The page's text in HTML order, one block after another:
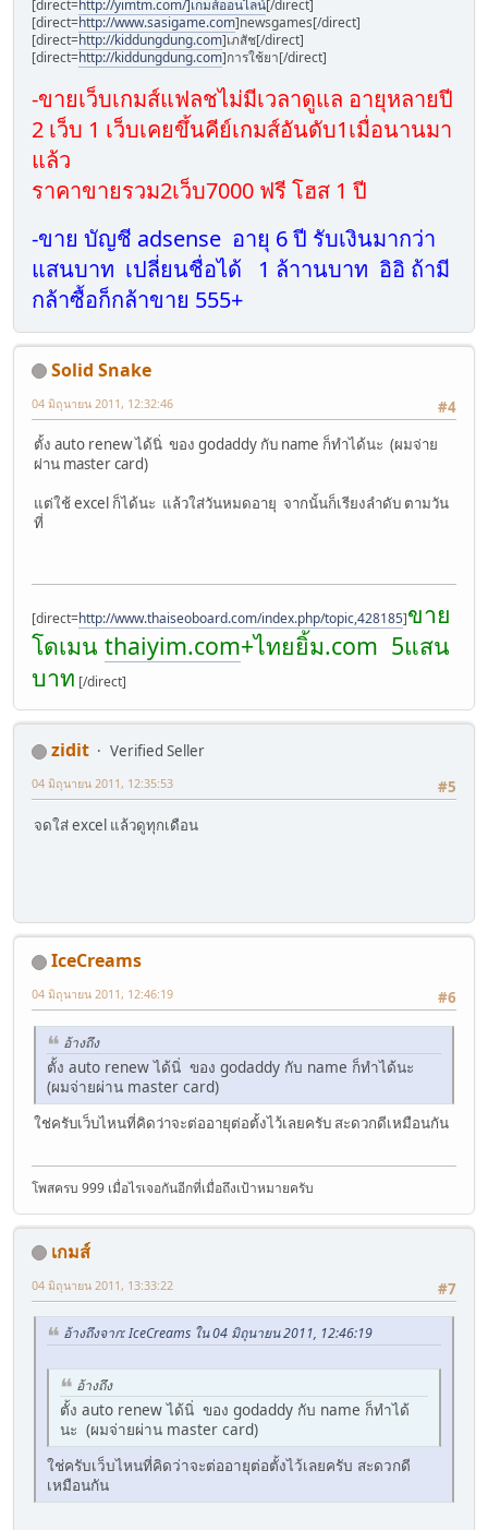
[direct=http://yimtm.com/]เกมส์ออนไลน์[/direct]
[direct=http://www.sasigame.com]newsgames[/direct]
[direct=http://kiddungdung.com]เภสัช[/direct]
[direct=http://kiddungdung.com]การใช้ยา[/direct]
-ขายเว็บเกมส์แฟลชไม่มีเวลาดูแล อายุหลายปี
2 เว็บ 1 เว็บเคยขึ้นคีย์เกมส์อันดับ1เมื่อนานมา
แล้ว
ราคาขายรวม2เว็บ7000 ฟรี โฮส 1 ปี
-ขาย บัญชี adsense อายุ 6 ปี รับเงินมากว่า
แสนบาท เปลี่ยนชื่อได้ 1 ล้าานบาท อิอิ ถ้ามี
กล้าซื้อก็กล้าขาย 555+
Solid Snake
#4
04 มิถุนายน 2011, 12:32:46
ตั้ง auto renew ได้นิ่ ของ godaddy กับ name ก็ทำได้นะ (ผมจ่าย
ผ่าน master card)
แต่ใช้ excel ก็ได้นะ แล้วใส่วันหมดอายุ จากนั้นก็เรียงลำดับ ตามวัน
ที่
[direct=http://www.thaiseoboard.com/index.php/topic,428185]ขาย
โดเมน thaiyim.com+ไทยยิ้ม.com 5แสน
บาท [/direct]
zidit
Verified Seller
#5
04 มิถุนายน 2011, 12:35:53
จดใส่ excel แล้วดูทุกเดือน
IceCreams
#6
04 มิถุนายน 2011, 12:46:19
อ้างถึง
ตั้ง auto renew ได้นิ่ ของ godaddy กับ name ก็ทำได้นะ
(ผมจ่ายผ่าน master card)
ใช่ครับเว็บไหนที่คิดว่าจะต่ออายุต่อตั้งไว้เลยครับ สะดวกดีเหมือนกัน
โพสครบ 999 เมื่อไรเจอกันอีกที่เมื่อถึงเป้าหมายครับ
เกมส์
#7
04 มิถุนายน 2011, 13:33:22
อ้างถึงจาก: IceCreams ใน 04 มิถุนายน 2011, 12:46:19
อ้างถึง
ตั้ง auto renew ได้นิ่ ของ godaddy กับ name ก็ทำได้
นะ (ผมจ่ายผ่าน master card)
ใช่ครับเว็บไหนที่คิดว่าจะต่ออายุต่อตั้งไว้เลยครับ สะดวกดี
เหมือนกัน